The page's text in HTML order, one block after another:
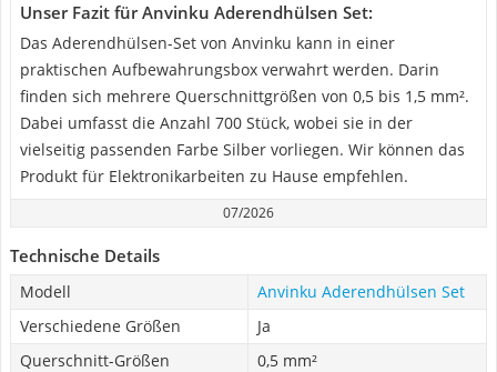
Unser Fazit für Anvinku Aderendhülsen Set:
Das Aderendhülsen-Set von Anvinku kann in einer
praktischen Aufbewahrungsbox verwahrt werden. Darin
finden sich mehrere Querschnittgrößen von 0,5 bis 1,5 mm².
Dabei umfasst die Anzahl 700 Stück, wobei sie in der
vielseitig passenden Farbe Silber vorliegen. Wir können das
Produkt für Elektronikarbeiten zu Hause empfehlen.
07/2026
Technische Details
Modell
Anvinku Aderendhülsen Set
Verschiedene Größen
Ja
Querschnitt-Größen
0,5 mm²